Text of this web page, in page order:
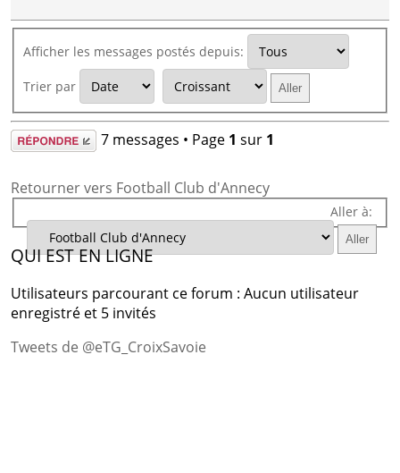
Afficher les messages postés depuis:
Trier par
Répondre 7 messages • Page 1 sur 1
Retourner vers Football Club d'Annecy
Aller à:
QUI EST EN LIGNE
Utilisateurs parcourant ce forum : Aucun utilisateur
enregistré et 5 invités
Tweets de @eTG_CroixSavoie